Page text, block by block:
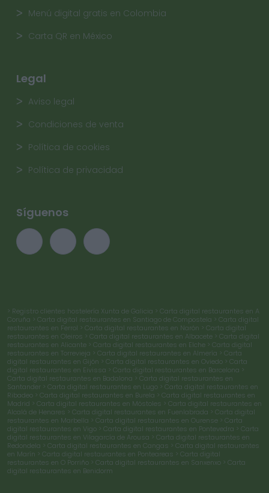
Menú digital gratis en Colombia
Carta QR en México
Legal
Aviso legal
Condiciones de venta
Política de cookies
Política de privacidad
Síguenos
> Registro clientes hostelería Xunta de Galicia > Carta digital restaurantes en A
Coruña > Carta digital restaurantes en Santiago de Compostela > Carta digital
restaurantes en Ferrol > Carta digital restaurantes en Narón > Carta digital
restaurantes en Oleiros > Carta digital restaurantes en Albacete > Carta digital
restaurantes en Alicante > Carta digital restaurantes en Elche > Carta digital
restaurantes en Torrevieja > Carta digital restaurantes en Almería > Carta
digital restaurantes en Gijón > Carta digital restaurantes en Oviedo > Carta
digital restaurantes en Eivissa > Carta digital restaurantes en Barcelona >
Carta digital restaurantes en Badalona > Carta digital restaurantes en
Santander > Carta digital restaurantes en Lugo > Carta digital restaurantes en
Ribadeo > Carta digital restaurantes en Burela > Carta digital restaurantes en
Madrid > Carta digital restaurantes en Móstoles > Carta digital restaurantes en
Alcalá de Henares > Carta digital restaurantes en Fuenlabrada > Carta digital
restaurantes en Marbella > Carta digital restaurantes en Ourense > Carta
digital restaurantes en Vigo > Carta digital restaurantes en Pontevedra > Carta
digital restaurantes en Vilagarcía de Arousa > Carta digital restaurantes en
Redondela > Carta digital restaurantes en Cangas > Carta digital restaurantes
en Marín > Carta digital restaurantes en Ponteareas > Carta digital
restaurantes en O Porriño > Carta digital restaurantes en Sanxenxo > Carta
digital restaurantes en Benidorm